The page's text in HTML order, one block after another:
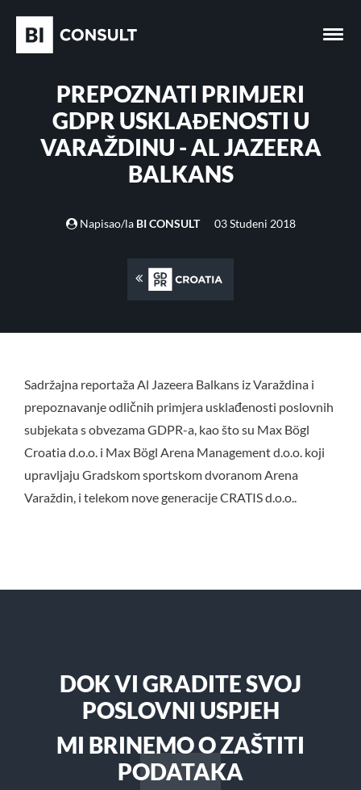
PREPOZNATI PRIMJERI
GDPR USKLAĐENOSTI U
VARAŽDINU - AL JAZEERA
BALKANS
Napisao/la BI CONSULT 03 Studeni 2018
Sadržajna reportaža Al Jazeera Balkans iz Varaždina i
prepoznavanje odličnih primjera usklađenosti poslovnih
subjekata s obvezama GDPR-a, kao što su Max Bögl
Croatia d.o.o. i Max Bögl Arena Management d.o.o. koji
upravljaju Gradskom sportskom dvoranom Arena
Varaždin, i telekom nove generacije CRATIS d.o.o..
DOK VI GRADITE SVOJ
POSLOVNI USPJEH
MI BRINEMO O ZAŠTITI
PODATAKA